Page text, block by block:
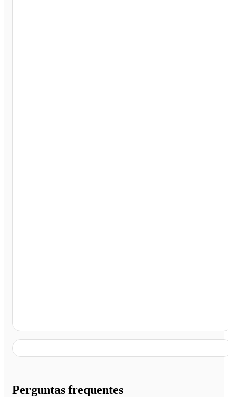
Perguntas frequentes